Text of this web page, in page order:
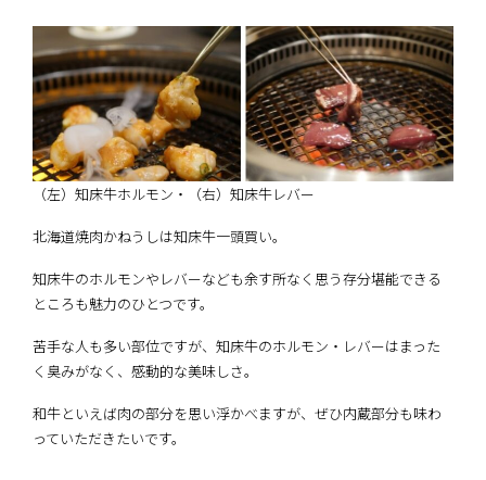
（左）知床牛ホルモン・（右）知床牛レバー
北海道焼肉かねうしは知床牛一頭買い。
知床牛のホルモンやレバーなども余す所なく思う存分堪能できる
ところも魅力のひとつです。
苦手な人も多い部位ですが、知床牛のホルモン・レバーはまった
く臭みがなく、感動的な美味しさ。
和牛といえば肉の部分を思い浮かべますが、ぜひ内蔵部分も味わ
っていただきたいです。